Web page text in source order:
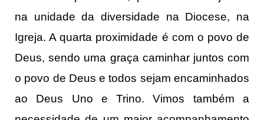
na unidade da diversidade na Diocese, na
Igreja. A quarta proximidade é com o povo de
Deus, sendo uma graça caminhar juntos com
o povo de Deus e todos sejam encaminhados
ao Deus Uno e Trino. Vimos também a